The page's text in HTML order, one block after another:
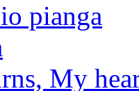
pianga
My